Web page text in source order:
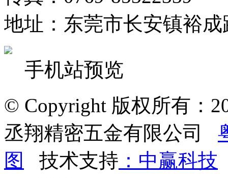
地址：东莞市长安镇裕成
手机站预览
© Copyright 版权所有：
丞翔精密五金有限公司
图
技术支持 ：中赢科技